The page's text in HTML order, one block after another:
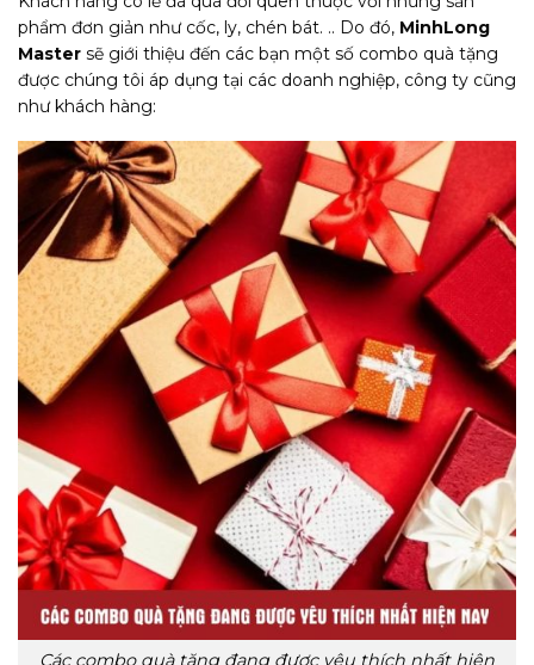
phẩm đơn giản như cốc, ly, chén bát. .. Do đó, MinhLong
Master sẽ giới thiệu đến các bạn một số combo quà tặng
được chúng tôi áp dụng tại các doanh nghiệp, công ty cũng
như khách hàng:
Các combo quà tặng đang được yêu thích nhất hiện